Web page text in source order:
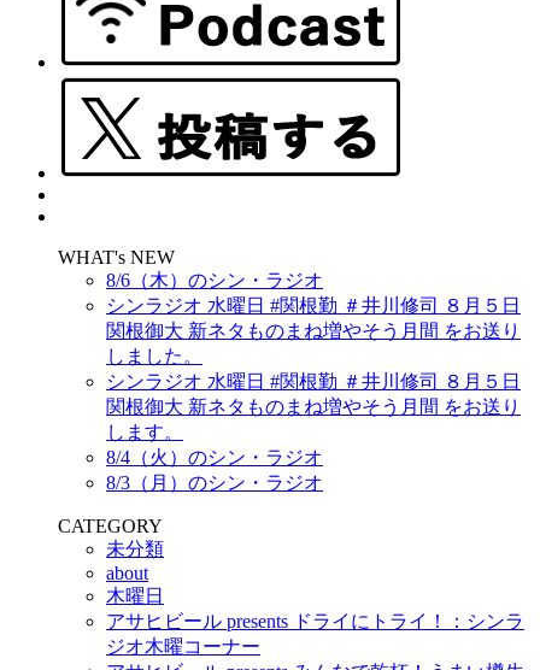
WHAT's NEW
8/6（木）のシン・ラジオ
シンラジオ 水曜日 #関根勤 ＃井川修司 ８月５日
関根御大 新ネタものまね増やそう月間 をお送り
しました。
シンラジオ 水曜日 #関根勤 ＃井川修司 ８月５日
関根御大 新ネタものまね増やそう月間 をお送り
します。
8/4（火）のシン・ラジオ
8/3（月）のシン・ラジオ
CATEGORY
未分類
about
木曜日
アサヒビール presents ドライにトライ！：シンラ
ジオ木曜コーナー